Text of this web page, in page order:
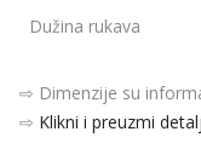
Dužina rukava
⇨ Dimenzije su
⇨ Klikni i preuzmi